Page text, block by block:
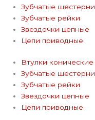
Зубчатые шестерни
Зубчатые рейки
Звездочки цепные
Цепи приводные
Втулки конические
Зубчатые шестерни
Зубчатые рейки
Звездочки цепные
Цепи приводные